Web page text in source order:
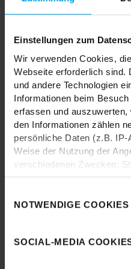
Einstellungen zum
Wir verwenden Cookies,
Webseite erforderlich sind.
und andere Technologien
Informationen beim
erfassen und
den Informationen zählen
persönliche Daten (z.B.
Weise der Nutzung der
verschiedenen Zwecken:
anonymisiert für
Marketing Cookies helfen
Werbung anzuzeigen.
es, eine Verbindung zu
NOTWENDIGE COOKIES
SOCIAL-MEDIA
TRENDHOPPER
Wie wäre es mit einer großen
In unseren Stores findest du
Styles.